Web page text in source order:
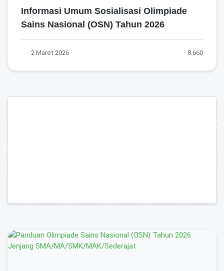
Informasi Umum Sosialisasi Olimpiade
Sains Nasional (OSN) Tahun 2026
2 Maret 2026 8.660